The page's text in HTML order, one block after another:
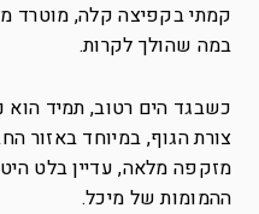
קמתי בקפיצה קלה, מוטרד
במה שהולך לקרות.
כשבגד הים רטוב, תמיד
מזקפה מלאה, עדיין בלט
ההמומות של מיכל.